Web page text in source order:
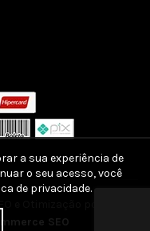
SEO
a sua experiência de
o seu acesso, você
de privacidade.